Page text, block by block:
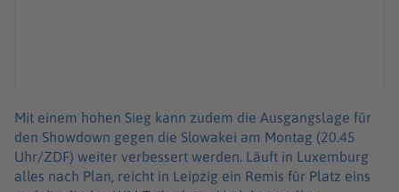
Mit einem hohen Sieg kann zudem die Ausgangslage für
den Showdown gegen die Slowakei am Montag (20.45
Uhr/ZDF) weiter verbessert werden. Läuft in Luxemburg
alles nach Plan, reicht in Leipzig ein Remis für Platz eins